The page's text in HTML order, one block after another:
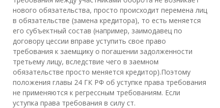
нового обязательства, просто происходит перемена лиц
в обязательстве (замена кредитора), то есть меняется
его субъектный состав (например, заимодавец по
договору цессии вправе уступить свое право
требования к заемщику о погашении задолженности
третьему лицу, вследствие чего в заемном
обязательстве просто меняется кредитор).Поэтому
положения главы 24 ГК РФ об уступке права требования
не применяются к регрессным требованиям. Если
уступка права требования в силу ст.